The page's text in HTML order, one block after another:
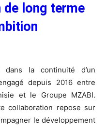
long terme
dans la continuité d’un
depuis 2016 entre
et le Groupe MZABI.
collaboration repose sur
le développement